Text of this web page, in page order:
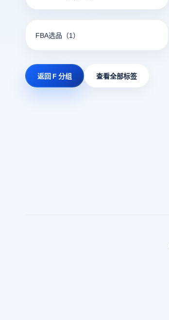
FBA选品 （1）
返回 F 分组 查看全部标签